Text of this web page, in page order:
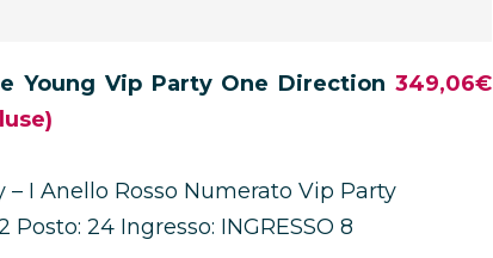
Young Vip Party One Direction 349,06€
– I Anello Rosso Numerato Vip Party
Posto: 24 Ingresso: INGRESSO 8